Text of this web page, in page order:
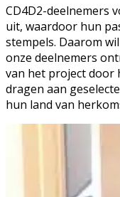
CD4D2-deelnemers
uit, waardoor hun
stempels. Daarom
onze deelnemers
van het project door
dragen aan
hun land van